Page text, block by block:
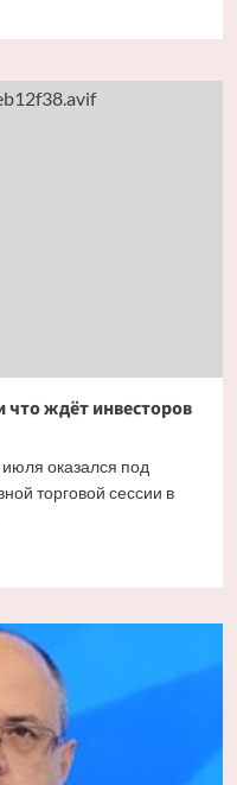
ждёт инвесторов
оказался под
торговой сессии в